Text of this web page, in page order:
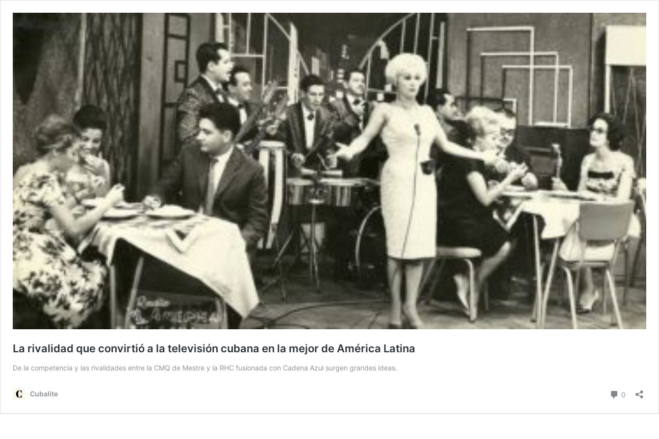
La rivalidad que convirtió a la televisión cubana en la mejor de América Latina
De la competencia y las rivalidades entre la CMQ de Mestre y la RHC fusionada con Cadena Azul surgen grandes ideas.
Cubalite 0